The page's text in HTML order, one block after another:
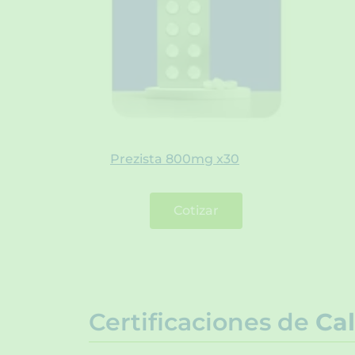
Prezista 800mg x30
Cotizar
Certificaciones de